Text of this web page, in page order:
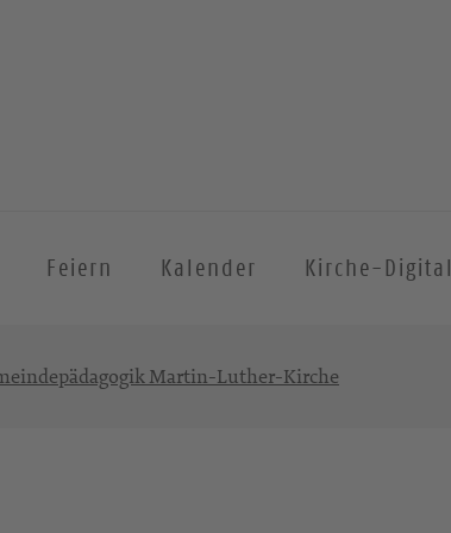
Feiern Kalender Kirche-Digital
Martin-Luther-Kirche